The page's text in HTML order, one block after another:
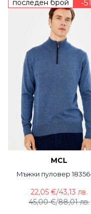
последен брой -
MCL
Мъжки пуловер
45,00 €/88,01 лв.
22,05 €/43,13 лв.